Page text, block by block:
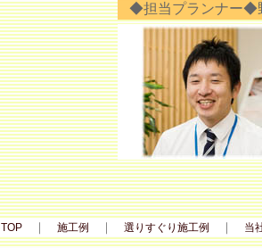
◆担当プランナー◆
TOP｜ 施工例 ｜ 選りすぐり施工例 ｜ 当